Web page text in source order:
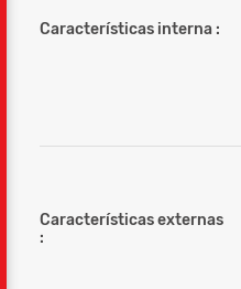
Características interna :
Características externas
: